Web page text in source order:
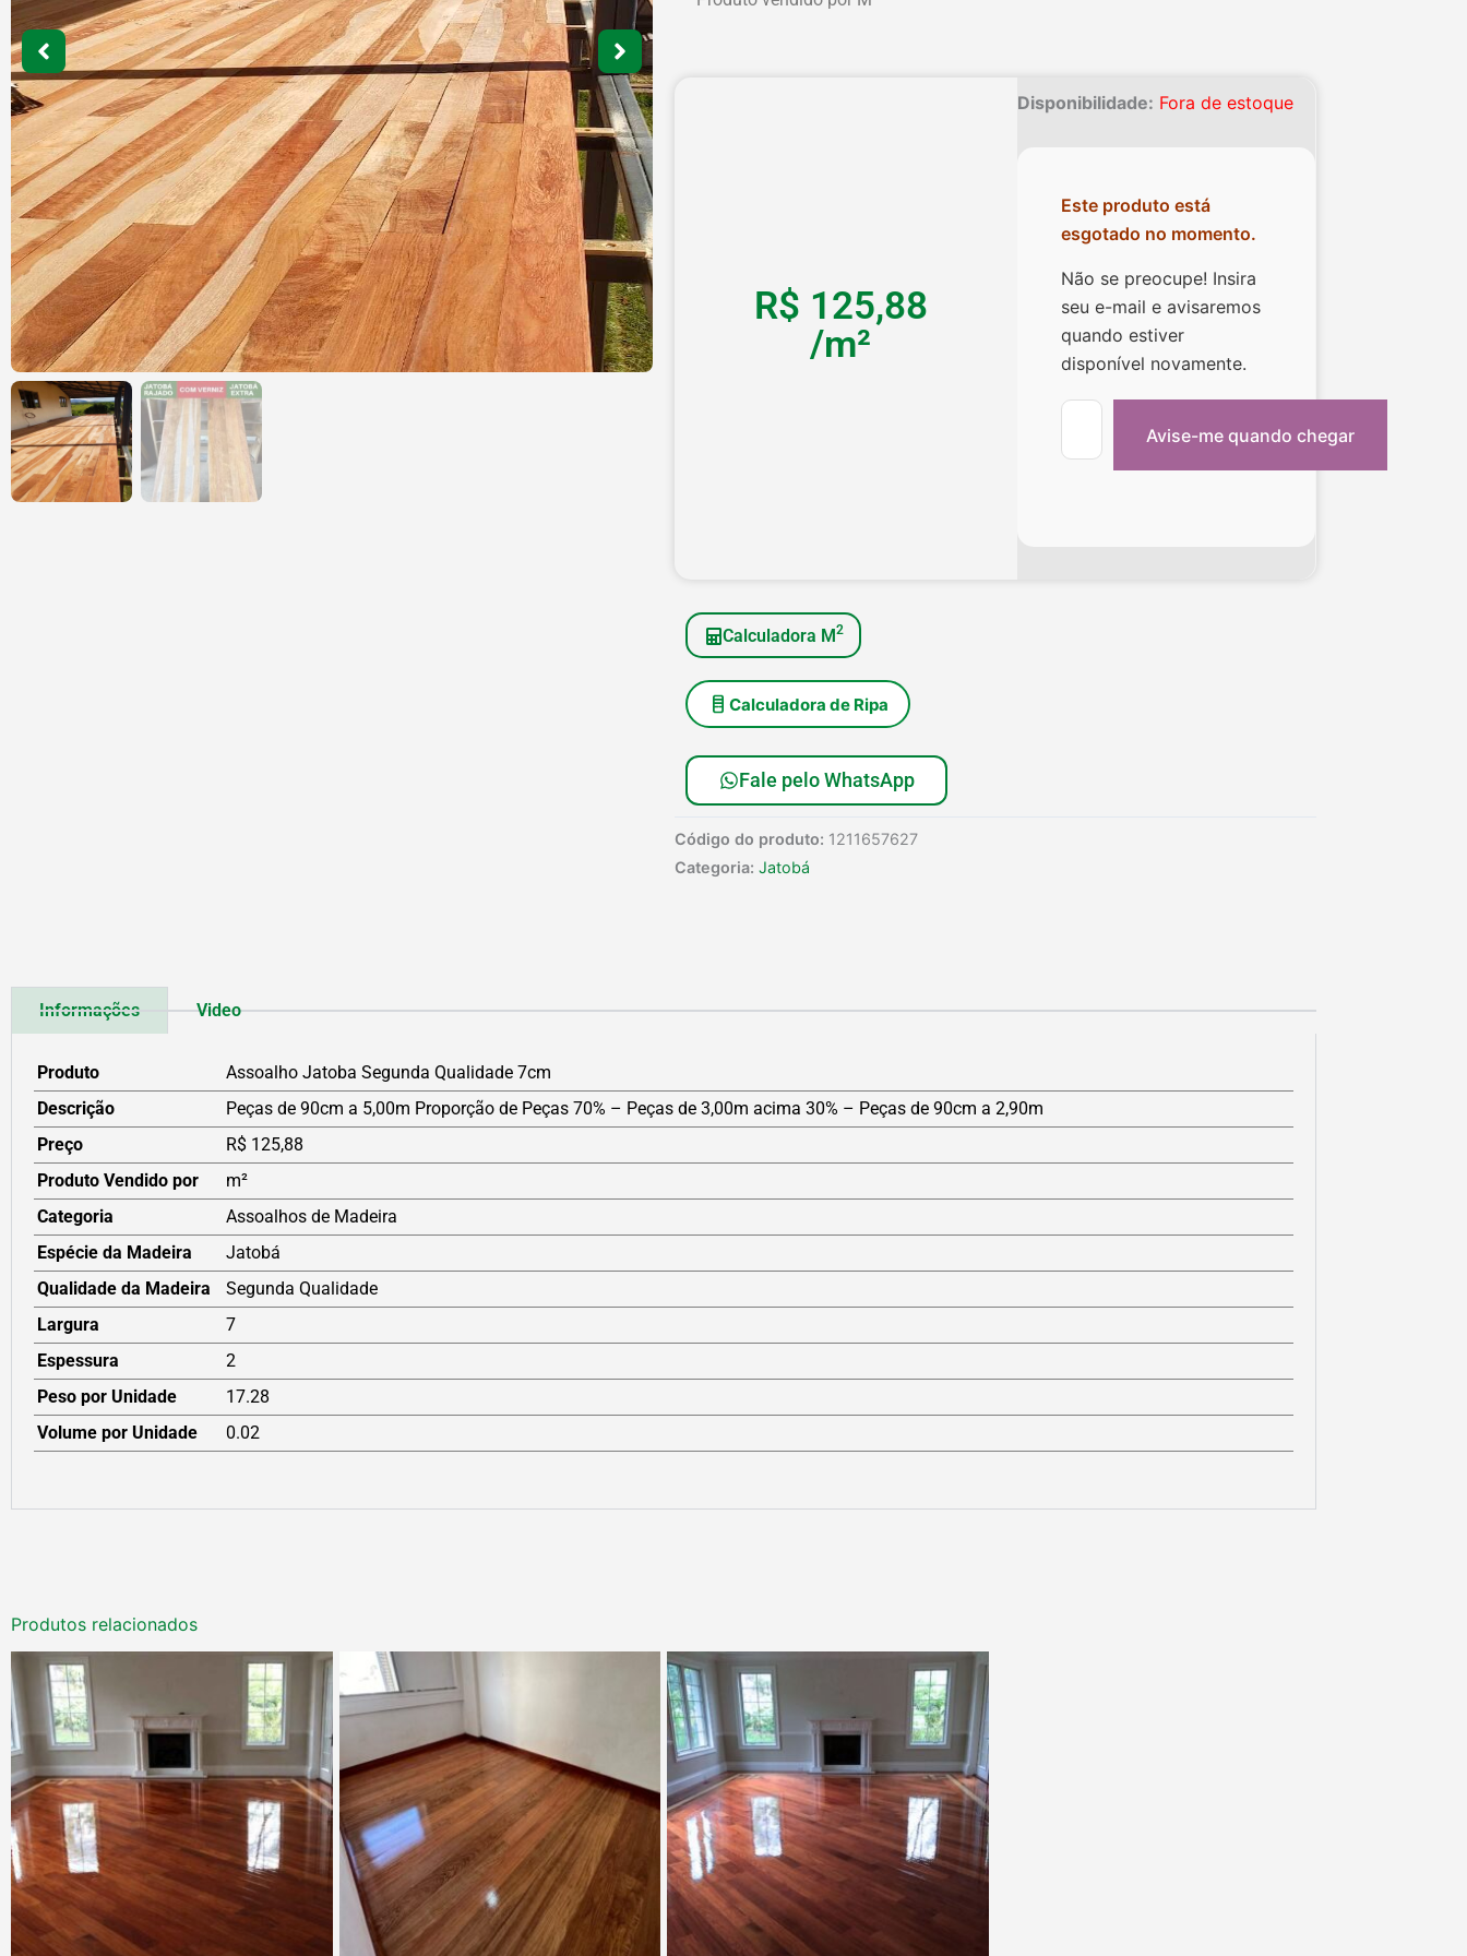
R$ 125,88
/m²
Disponibilidade: Fora de estoque
Este produto está
esgotado no momento.
Não se preocupe! Insira
seu e-mail e avisaremos
quando estiver
disponível novamente.
Calculadora M2
Calculadora de Ripa
Fale pelo WhatsApp
Código do produto: 1211657627
Categoria: Jatobá
Informações Video
Produto
Assoalho Jatoba Segunda Qualidade 7cm
Descrição
Peças de 90cm a 5,00m Proporção de Peças 70% – Peças de 3,00m acima 30% – Peças de 90cm a 2,90m
Preço
R$ 125,88
Produto Vendido por
m²
Categoria
Assoalhos de Madeira
Espécie da Madeira
Jatobá
Qualidade da Madeira
Segunda Qualidade
Largura
7
Espessura
2
Peso por Unidade
17.28
Volume por Unidade
0.02
Produtos relacionados